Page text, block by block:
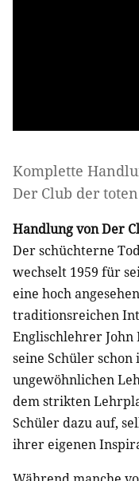
Komplette
Der Club der
Handlung von Der
Der schüchterne
wechselt 1959 für
eine hoch
traditionsreichen
Englischlehrer John
seine Schüler
ungewöhnlichen
dem strikten
Schüler dazu auf,
ihrer eigenen